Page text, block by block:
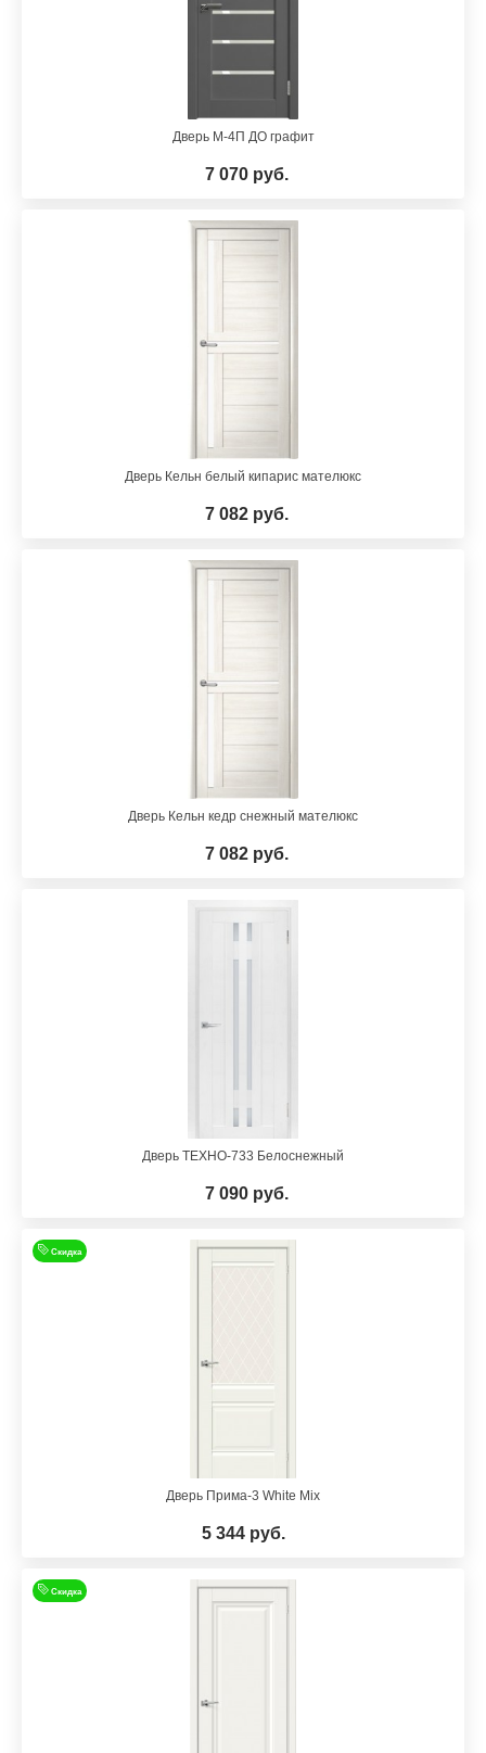
Дверь М-4П ДО графит
7 070 руб.
Дверь Кельн белый кипарис мателюкс
7 082 руб.
Дверь Кельн кедр снежный мателюкс
7 082 руб.
Дверь ТЕХНО-733 Белоснежный
7 090 руб.
Скидка
Дверь Прима-3 White Mix
5 344 руб.
Скидка